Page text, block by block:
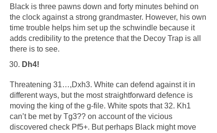
Black is three pawns down and forty minutes behind on
the clock against a strong grandmaster. However, his own
time trouble helps him set up the schwindle because it
adds credibility to the pretence that the Decoy Trap is all
there is to see.
Dh4!
Threatening 31…,Dxh3. White can defend against it in
different ways, but the most straightforward defence is
moving the king of the g-file. White spots that 32. Kh1
can’t be met by Tg3?? on account of the vicious
discovered check Pf5+. But perhaps Black might move